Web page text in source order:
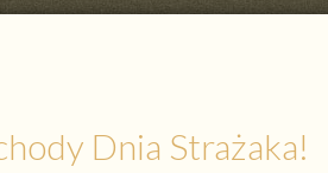
Dnia Strażaka!